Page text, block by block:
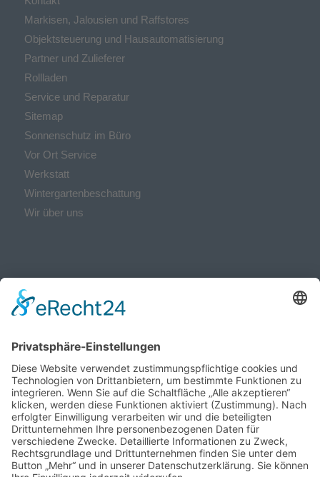
Markisen, Jalousien und Raffstores
Objektsteuerung und Hausautomatisierung
Partner und Zulieferer
Rollladen
Service und Reparatur
Sitemap
Sonnenschutz im Büro
Vor Ort Service
Werkstatt
Wintergartenbeschattung
Wir über uns
ÖFFNUNGSZEITEN:
Montag bis Donnerstag:
Freitag:
Beratungstermine nach telefonischer Vereinbarung
IHRE SUCHE